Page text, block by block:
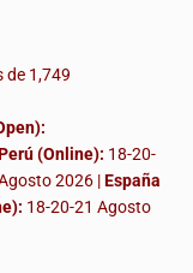
de 1,749
(Online): 18-20-
2026 |España
18-20-21 Agosto